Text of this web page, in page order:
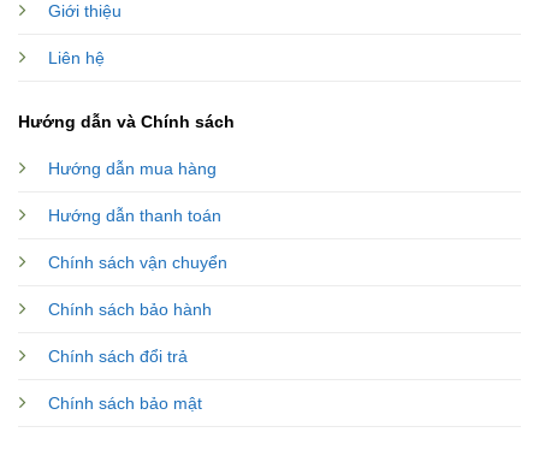
Giới thiệu
Liên hệ
Hướng dẫn và Chính sách
Hướng dẫn mua hàng
Hướng dẫn thanh toán
Chính sách vận chuyển
Chính sách bảo hành
Chính sách đổi trả
Chính sách bảo mật